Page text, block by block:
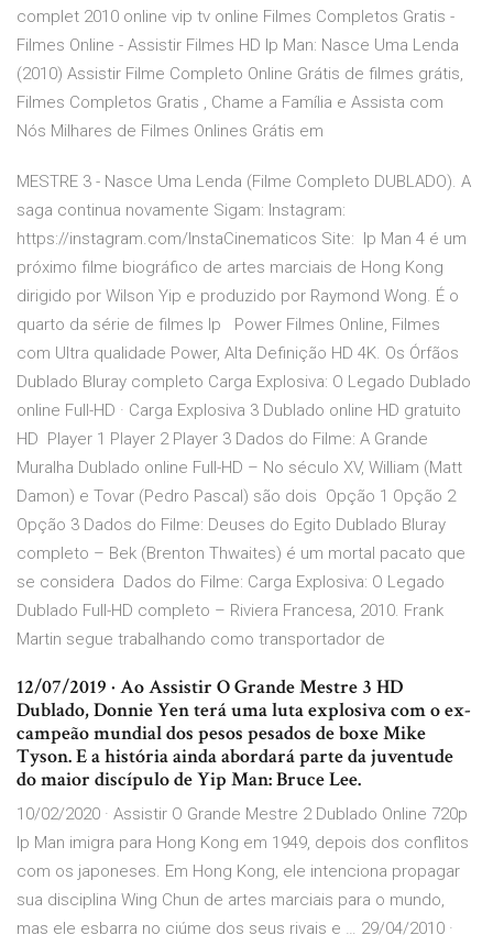
complet 2010 online vip tv online Filmes Completos Gratis -
Filmes Online - Assistir Filmes HD Ip Man: Nasce Uma Lenda
(2010) Assistir Filme Completo Online Grátis de filmes grátis,
Filmes Completos Gratis , Chame a Família e Assista com
Nós Milhares de Filmes Onlines Grátis em
MESTRE 3 - Nasce Uma Lenda (Filme Completo DUBLADO). A
saga continua novamente Sigam: Instagram:
https://instagram.com/InstaCinematicos Site: Ip Man 4 é um
próximo filme biográfico de artes marciais de Hong Kong
dirigido por Wilson Yip e produzido por Raymond Wong. É o
quarto da série de filmes Ip Power Filmes Online, Filmes
com Ultra qualidade Power, Alta Definição HD 4K. Os Órfãos
Dublado Bluray completo Carga Explosiva: O Legado Dublado
online Full-HD · Carga Explosiva 3 Dublado online HD gratuito
HD Player 1 Player 2 Player 3 Dados do Filme: A Grande
Muralha Dublado online Full-HD – No século XV, William (Matt
Damon) e Tovar (Pedro Pascal) são dois Opção 1 Opção 2
Opção 3 Dados do Filme: Deuses do Egito Dublado Bluray
completo – Bek (Brenton Thwaites) é um mortal pacato que
se considera Dados do Filme: Carga Explosiva: O Legado
Dublado Full-HD completo – Riviera Francesa, 2010. Frank
Martin segue trabalhando como transportador de
12/07/2019 · Ao Assistir O Grande Mestre 3 HD
Dublado, Donnie Yen terá uma luta explosiva com o ex-
campeão mundial dos pesos pesados de boxe Mike
Tyson. E a história ainda abordará parte da juventude
do maior discípulo de Yip Man: Bruce Lee.
10/02/2020 · Assistir O Grande Mestre 2 Dublado Online 720p
Ip Man imigra para Hong Kong em 1949, depois dos conflitos
com os japoneses. Em Hong Kong, ele intenciona propagar
sua disciplina Wing Chun de artes marciais para o mundo,
mas ele esbarra no ciúme dos seus rivais e … 29/04/2010 ·